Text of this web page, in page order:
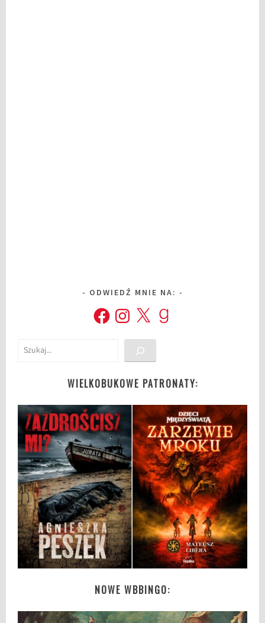
ODWIEDŹ MNIE NA:
FacebookInstagram
X Goodreads
Szukaj
WIELKOBUKOWE PATRONATY:
NOWE WBBINGO: